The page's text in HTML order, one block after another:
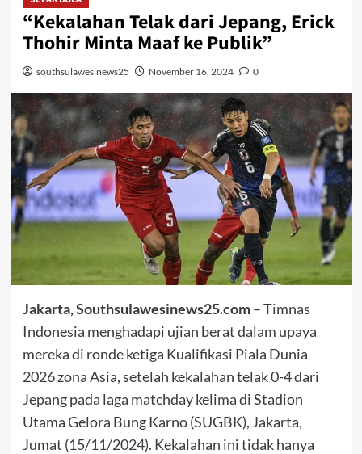
“Kekalahan Telak dari Jepang, Erick
Thohir Minta Maaf ke Publik”
southsulawesinews25 November 16, 2024 0
Jakarta, Southsulawesinews25.com– Timnas
Indonesia menghadapi ujian berat dalam upaya
mereka di ronde ketiga Kualifikasi Piala Dunia
2026 zona Asia, setelah kekalahan telak 0-4 dari
Jepang pada laga matchday kelima di Stadion
Utama Gelora Bung Karno (SUGBK), Jakarta,
Jumat (15/11/2024). Kekalahan ini tidak hanya